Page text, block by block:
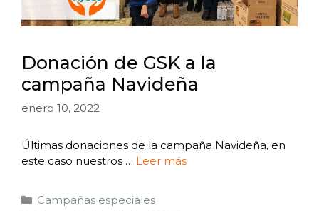
Donación de GSK a la
campaña Navideña
enero 10, 2022
Últimas donaciones de la campaña Navideña, en
este caso nuestros … Leer más
Campañas especiales